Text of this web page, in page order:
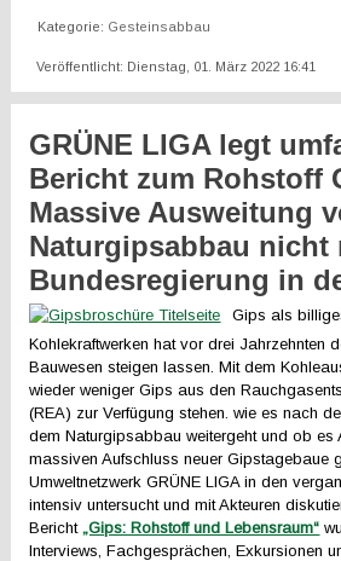
Kategorie: Gesteinsabbau
Veröffentlicht: Dienstag, 01. März 2022 16:41
GRÜNE LIGA legt
Bericht zum Rohstoff
Massive Ausweitung
Naturgipsabbau nicht
Bundesregierung in
Gips als
Kohlekraftwerken hat vor drei Jahrzehnten
Bauwesen steigen lassen. Mit dem
wieder weniger Gips aus den
(REA) zur Verfügung stehen. wie es nach
dem Naturgipsabbau weitergeht und ob es
massiven Aufschluss neuer Gipstagebaue
Umweltnetzwerk GRÜNE LIGA in den
intensiv untersucht und mit Akteuren
Bericht„Gips: Rohstoff und Lebensraum“
Interviews, Fachgesprächen, Exkursionen